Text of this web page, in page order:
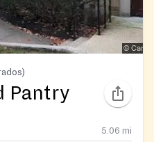
Pantry
5.06 mi